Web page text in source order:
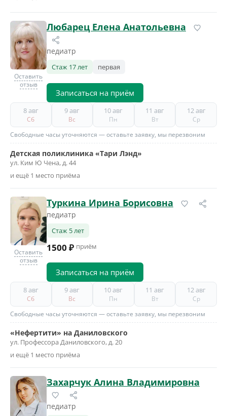
Оставить
отзыв
Любарец Елена Анатольевна
педиатр
Стаж 17 лет первая
Записаться на приём
8 авг
Сб
9 авг
Вс
10 авг
Пн
11 авг
Вт
12 авг
Ср
Свободные часы уточняются — оставьте заявку, мы перезвоним
Детская поликлиника «Тари Лэнд»
ул. Ким Ю Чена, д. 44
и ещё 1 место приёма
Оставить
отзыв
Туркина Ирина Борисовна
педиатр
Стаж 5 лет
1500 ₽ приём
Записаться на приём
8 авг
Сб
9 авг
Вс
10 авг
Пн
11 авг
Вт
12 авг
Ср
Свободные часы уточняются — оставьте заявку, мы перезвоним
«Нефертити» на Даниловского
ул. Профессора Даниловского, д. 20
и ещё 1 место приёма
Захарчук Алина Владимировна
педиатр